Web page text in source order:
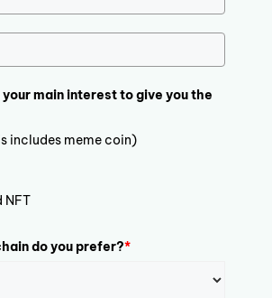
main interest to give you the
includes meme coin)
NFT
do you prefer?*